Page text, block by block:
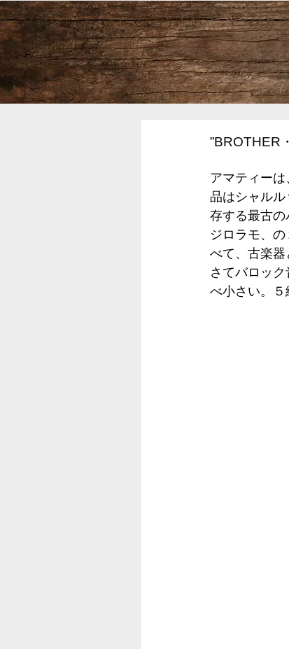
”BROTHER
アマティー
品はシャル
存する最古
ジロラモ、
べて、古楽器
さてバロッ
べ小さい。５